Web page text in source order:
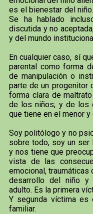
es el bienestar del
Se ha hablado
discutida y no
y del mundo
En cualquier caso, sí
parental como forma
de manipulación o
parte de un progenitor
forma clara de
de los niños; y de los
que tiene en el menor
Soy politólogo y no
sobre todo, soy un ser
y nos tiene que
vista de las
emocional, traumáticas
desarrollo del niño y
adulto. Es la primera
Y segunda víctima es
familiar.